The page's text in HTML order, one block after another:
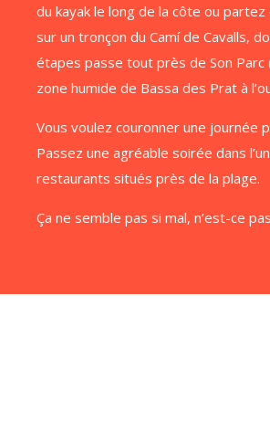
du kayak le long de la côte ou partez
sur un tronçon du Camí de Cavalls,
étapes passe tout près de Son Parc
zone humide de Bassa des Prat à
Vous voulez couronner une journée
Passez une agréable soirée dans
restaurants situés près de la plage.
Ça ne semble pas si mal, n’est-ce